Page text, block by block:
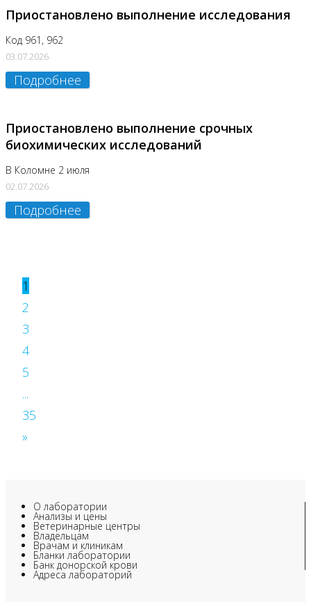
Приостановлено выполнение исследования
Код 961, 962
03.07.2026
Подробнее
Приостановлено выполнение срочных
биохимических исследований
В Коломне 2 июля
02.07.2026
Подробнее
1
2
3
4
5
...
35
»
О лаборатории
Анализы и цены
Ветеринарные центры
Владельцам
Врачам и клиникам
Бланки лаборатории
Банк донорской крови
Адреса лабораторий